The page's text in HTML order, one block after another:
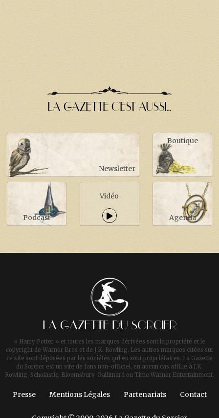
LA GAZETTE C'EST AUSSI...
Newsletter
Boutique
Podcast
Vidéo
Agenda
LA GAZETTE DU SORCIER
« Harry Potter » et toutes les marques dérivées sont la propriété et le
copyright de Warner Bros et de J.K. Rowling. Les autres marques citées sur
ce site sont déposées par les sociétés qui en sont propriétaires. La Gazette
du Sorcier est un site de fans non-officiel, en aucun cas affilié à J.K.
Rowling, Scholastic, Bloomsbury, Gallimard ou Time Warner Entertainment.
Presse Mentions Légales Partenariats Contact